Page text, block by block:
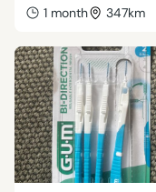
1 month 347km